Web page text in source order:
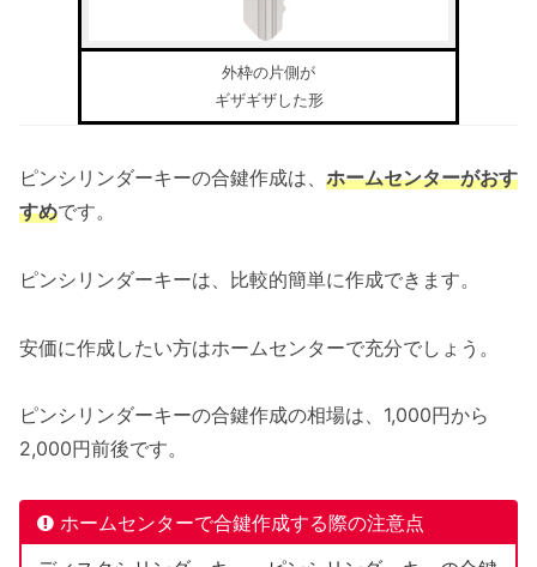
外枠の片側が
ギザギザした形
ピンシリンダーキーの合鍵作成は、 ホームセンターがおす
すめです。
ピンシリンダーキーは、比較的簡単に作成できます。
安価に作成したい方はホームセンターで充分でしょう。
ピンシリンダーキーの合鍵作成の相場は、1,000円から
2,000円前後です。
ホームセンターで合鍵作成する際の注意点